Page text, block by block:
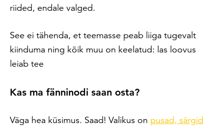
riided, endale valged.
See ei tähenda, et teemasse peab liiga tugevalt
kiinduma ning kõik muu on keelatud: las loovus
leiab tee
Kas ma fänninodi saan osta?
Väga hea küsimus. Saad! Valikus on pusad, särgid